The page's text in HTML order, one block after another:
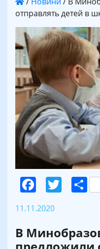
отправлять детей в
11.11.2020
В